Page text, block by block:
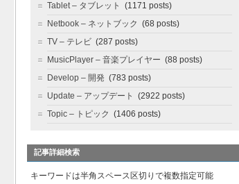
Tablet – タブレット
(1171 posts)
Netbook – ネットブック (68 posts)
TV – テレビ (287 posts)
MusicPlayer – 音楽プレイヤー (88 posts)
Develop – 開発 (783 posts)
Update – アップデート
(2922 posts)
Topic – トピック (1406 posts)
記事詳細検索
キーワードは半角スペース区切りで複数指定可能